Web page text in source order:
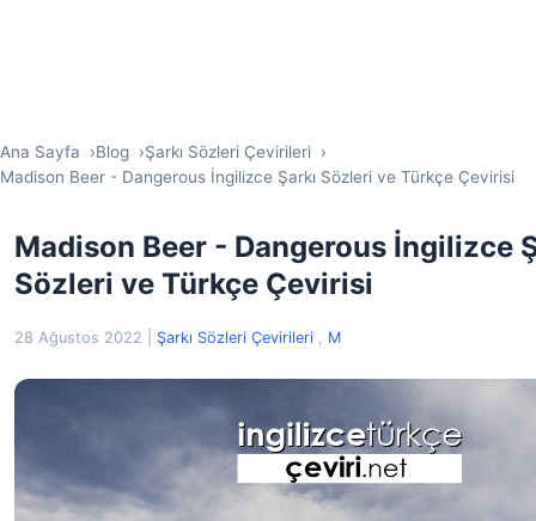
Ana Sayfa Blog
Şarkı Sözleri Çevirileri
Madison Beer - Dangerous İngilizce Şarkı Sözleri ve Türkçe Çevirisi
Madison Beer - Dangerous İngilizce
Sözleri ve Türkçe Çevirisi
28 Ağustos 2022 Şarkı Sözleri Çevirileri , M